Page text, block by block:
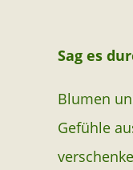
Sag es
Blumen
Gefühle